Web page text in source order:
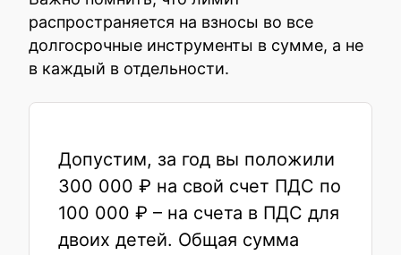
распространяется на взносы во все
долгосрочные инструменты в сумме, а не
в каждый в отдельности.
Допустим, за год вы положили
300 000 ₽ на свой счет ПДС по
100 000 ₽ – на счета в ПДС для
двоих детей. Общая сумма